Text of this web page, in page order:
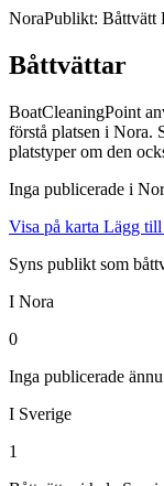
NoraPublikt: Båttvätt
Båttvättar
BoatCleaningPoint
förstå platsen i Nora.
platstyper om den
Inga publicerade i
Visa på karta Lägg till
Syns publikt som
I Nora
0
Inga publicerade ännu
I Sverige
1